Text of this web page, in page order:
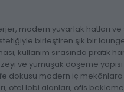
modern yuvarlak hatları
birleştiren şık bir
kullanım sırasında pratik
ve yumuşak döşeme
dokusu modern iç mekânlara
otel lobi alanları, ofis